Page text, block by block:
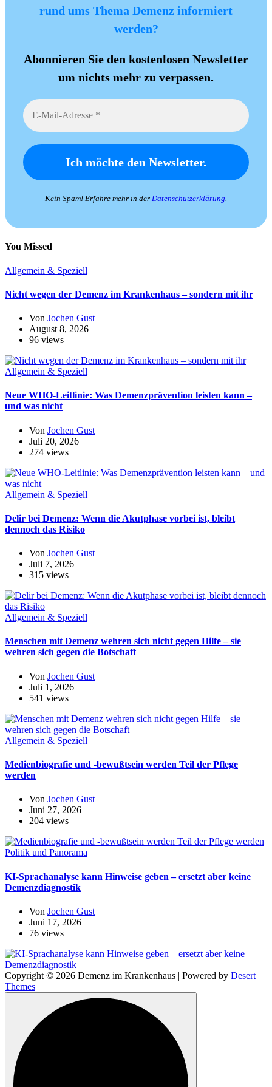
rund ums Thema Demenz informiert
werden?
Abonnieren Sie den kostenlosen Newsletter
um nichts mehr zu verpassen.
Kein Spam! Erfahre mehr in der Datenschutzerklärung.
You Missed
Allgemein & Speziell
Nicht wegen der Demenz im Krankenhaus – sondern mit ihr
Von Jochen Gust
August 8, 2026
96 views
Allgemein & Speziell
Neue WHO-Leitlinie: Was Demenzprävention leisten kann –
und was nicht
Von Jochen Gust
Juli 20, 2026
274 views
Allgemein & Speziell
Delir bei Demenz: Wenn die Akutphase vorbei ist, bleibt
dennoch das Risiko
Von Jochen Gust
Juli 7, 2026
315 views
Allgemein & Speziell
Menschen mit Demenz wehren sich nicht gegen Hilfe – sie
wehren sich gegen die Botschaft
Von Jochen Gust
Juli 1, 2026
541 views
Allgemein & Speziell
Medienbiografie und -bewußtsein werden Teil der Pflege
werden
Von Jochen Gust
Juni 27, 2026
204 views
Politik und Panorama
KI-Sprachanalyse kann Hinweise geben – ersetzt aber keine
Demenzdiagnostik
Von Jochen Gust
Juni 17, 2026
76 views
Copyright © 2026 Demenz im Krankenhaus | Powered by Desert
Themes